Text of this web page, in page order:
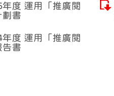
度 運用「推廣閱
劃書
度 運用「推廣閱
告書